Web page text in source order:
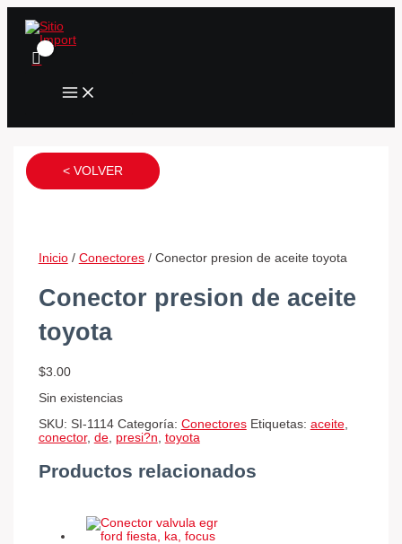
Ir
contenido
MAIN
< VOLVER
Inicio/ Conectores/ Conector presion de aceite toyota
Conector presion de aceite
toyota
$3.00
Sin existencias
SKU: SI-1114 Categoría: Conectores Etiquetas: aceite,
conector, de, presi?n toyota
Productos relacionados
Conector
focus
cantidad
Conector
cantidad
Conector
cantidad